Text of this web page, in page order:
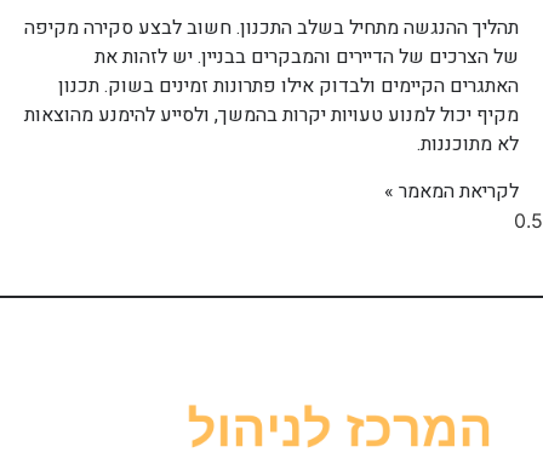
תהליך ההנגשה מתחיל בשלב התכנון. חשוב לבצע סקירה מקיפה
של הצרכים של הדיירים והמבקרים בבניין. יש לזהות את
האתגרים הקיימים ולבדוק אילו פתרונות זמינים בשוק. תכנון
מקיף יכול למנוע טעויות יקרות בהמשך, ולסייע להימנע מהוצאות
לא מתוכננות.
לקריאת המאמר »